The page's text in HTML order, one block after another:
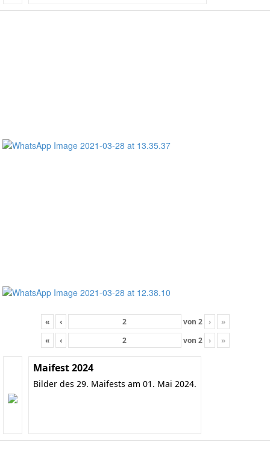
« ‹ von 2 ›
»
«
‹ von 2 › »
Maifest 2024
Bilder des 29. Maifests am 01. Mai 2024.